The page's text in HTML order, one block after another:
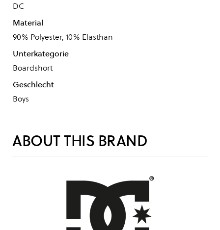
DC
Material
90% Polyester, 10% Elasthan
Unterkategorie
Boardshort
Geschlecht
Boys
ABOUT THIS BRAND